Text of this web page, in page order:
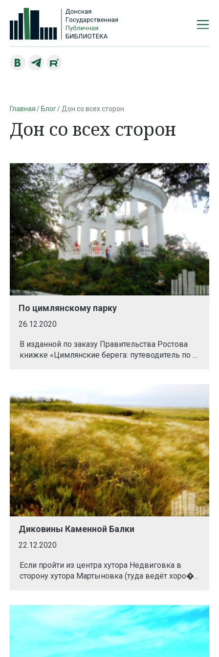
Главная Блог Дон со всех сторон
Дон со всех сторон
По цимлянскому парку
26.12.2020
В изданной по заказу Правительства Ростова
книжке «Цимлянские берега: путеводитель по ...
Диковины Каменной Балки
22.12.2020
Если пройти из центра хутора Недвиговка в
сторону хутора Мартыновка (туда ведёт хоро�...